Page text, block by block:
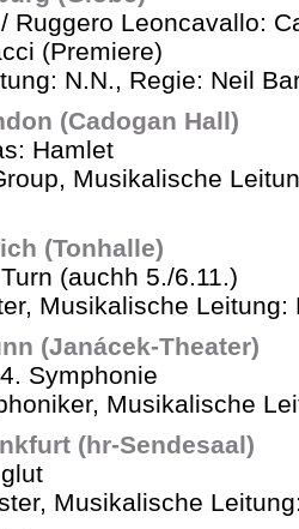
Ruggero Leoncavallo:
(Premiere)
N.N., Regie: Neil
(Cadogan Hall)
Hamlet
Musikalische
(Tonhalle)
(auchh 5./6.11.)
Musikalische Leitung:
(Janácek-Theater)
Symphonie
Musikalische
(hr-Sendesaal)
Musikalische